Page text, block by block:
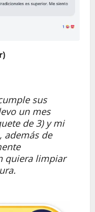
sus
un mes
de 3) y mi
además de
quiera limpiar